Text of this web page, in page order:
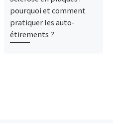
pourquoi et comment
pratiquer les auto-
étirements ?